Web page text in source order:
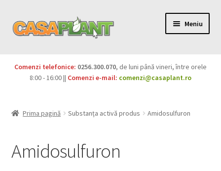
Meniu
Pesticide
Produse BIO
Comenzi telefonice: 0256.300.070, de luni până vineri, între orele
8:00 - 16:00 || Comenzi e-mail: comenzi@casaplant.ro
Prima pagină Substanța activă produs Amidosulfuron
Amidosulfuron